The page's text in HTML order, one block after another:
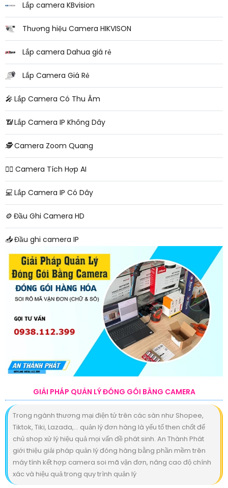
Lắp camera KBvision
Thương hiệu Camera HIKVISON
Lắp camera Dahua giá rẻ
Lắp Camera Giá Rẻ
️🎤️ Lắp Camera Có Thu Âm
📶Lắp Camera IP Không Dây
🕵️Camera Zoom Quang
🧛‍♀️ Camera Tích Hợp AI
💻 Lắp Camera IP Có Dây
⚙️ Đầu Ghi Camera HD
📥Đầu ghi camera IP
GIẢI PHÁP QUẢN LÝ ĐÓNG GÓI BẰNG CAMERA
Trong ngành thương mại điện tử trên các sàn như Shopee,
Tiktok, Tiki, Lazada,… quản lý đơn hàng là yếu tố then chốt để
chủ shop xử lý hiệu quả mọi vấn đề phát sinh. An Thành Phát
giới thiệu giải pháp quản lý đóng hàng bằng phần mềm trên
máy tính kết hợp camera soi mã vận đơn, nâng cao độ chính
xác và hiệu quả trong quy trình quản lý